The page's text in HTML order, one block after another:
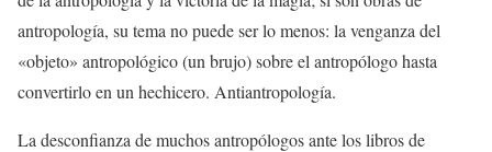
antropología, su tema no puede ser lo menos: la venganza del
«objeto» antropológico (un brujo) sobre el antropólogo hasta
convertirlo en un hechicero. Antiantropología.
La desconfianza de muchos antropólogos ante los libros de